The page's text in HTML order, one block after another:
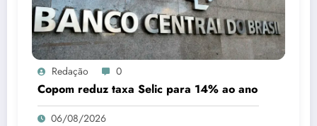
Redação 0
Copom reduz taxa Selic para 14% ao ano
06/08/2026